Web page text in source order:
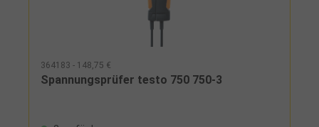
364183 - 148,75 €
Spannungsprüfer testo 750 750-3